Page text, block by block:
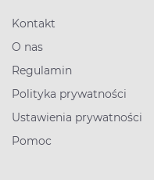
Kontakt
O nas
Regulamin
Polityka prywatności
Ustawienia prywatności
Pomoc